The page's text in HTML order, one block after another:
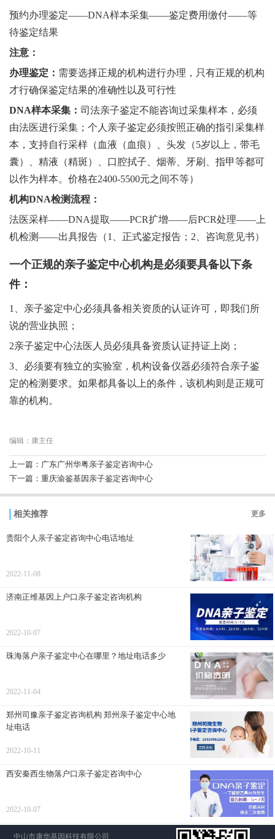
预约办理鉴定——DNA样本采集——鉴定费用缴付——等
待鉴定结果
注意：
办理鉴定： 需要选择正规的机构进行办理，只有正规的机构
才行确保鉴定结果的准确性以及可行性
DNA样本采集： 司法亲子鉴定不能咨询过采集样本，必须
由法医进行采集；个人亲子鉴定必须按照正确的指引采集样
本，支持自行采样（血液（血痕）、头发（5岁以上，带毛
囊）、精液（精斑）、口腔拭子、烟蒂、牙刷、指甲等都可
以作为样本。价格在2400-5500元之间不等）
机构DNA检测流程：
法医采样——DNA提取——PCR扩增——后PCR处理——上
机检测——出具报告（1、正式鉴定报告；2、咨询意见书）
一个正规的亲子鉴定中心机构是必须要具备以下条
件：
1、亲子鉴定中心必须具备相关资质的认证许可，即我们所
说的营业执照；
2亲子鉴定中心法医人员必须具备资质认证持证上岗；
3、必须要有独立的实验室，机构设备仪器必须符合亲子鉴
定的检测要求。如果都具备以上的条件，该机构则是正规可
靠的机构。
编辑：康主任
上一篇： 广东广州华粤亲子鉴定咨询中心
下一篇： 重庆渝鉴基因亲子鉴定咨询中心
相关推荐 更多
贵阳个人亲子鉴定咨询中心电话地址
2022-11-08
济南正维基因上户口亲子鉴定咨询机构
2022-10-07
珠海落户亲子鉴定中心在哪里？地址电话多少
2022-11-04
郑州司豫亲子鉴定咨询机构 郑州亲子鉴定中心地
址电话
2022-10-11
西安秦西生物落户口亲子鉴定咨询中心
2022-10-07
中山市康华基因科技有限公司